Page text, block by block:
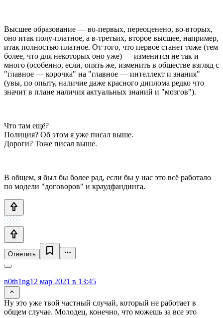
Высшее образование — во-первых, переоценено, во-вторых,
оно итак полу-платное, а в-третьих, второе высшее, например,
итак полностью платное. От того, что первое станет тоже (тем
более, что для некоторых оно уже) — изменится не так и
много (особенно, если, опять же, изменить в обществе взгляд с
"главное — корочка" на "главное — интеллект и знания"
(увы, по опыту, наличие даже красного диплома редко что
значит в плане наличия актуальных знаний и "мозгов").
Что там ещё?
Полиция? Об этом я уже писал выше.
Дороги? Тоже писал выше.
В общем, я был бы более рад, если бы у нас это всё работало
по модели "договоров" и краудфандинга.
Ответить
n0th1ng12 мар 2021 в 13:45
Ну это уже твой частный случай, который не работает в
общем случае. Молодец, конечно, что можешь за все это